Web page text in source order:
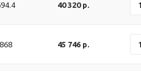
40 320 р.
868 45 746 р.